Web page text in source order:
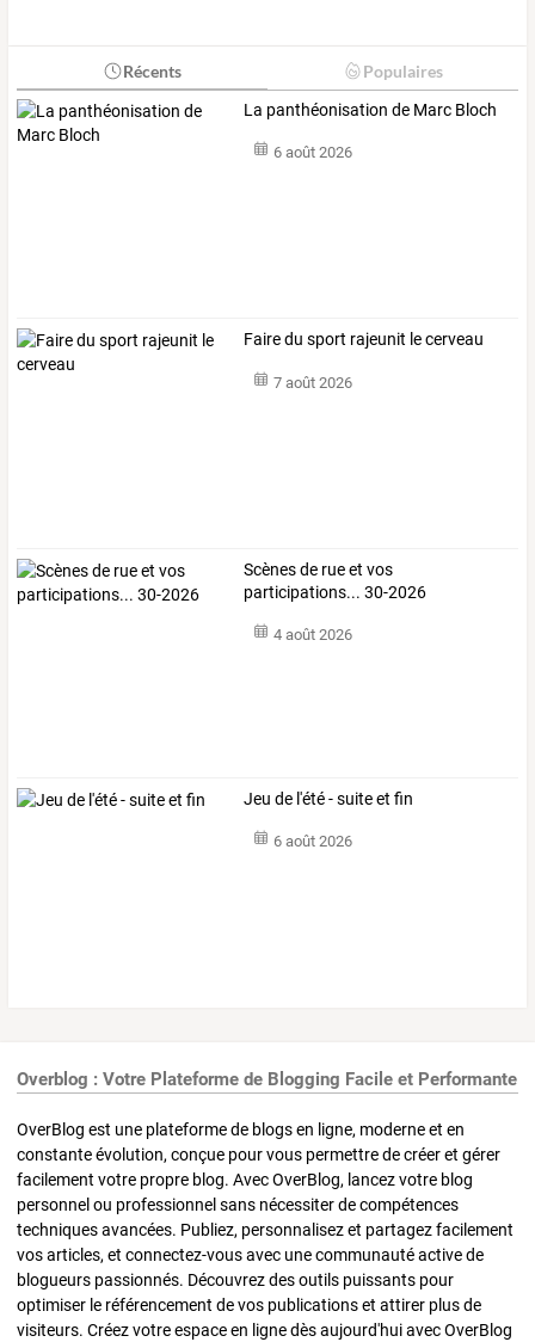
Récents Populaires
La panthéonisation de Marc Bloch
6 août 2026
Faire du sport rajeunit le cerveau
7 août 2026
Scènes de rue et vos
participations... 30-2026
4 août 2026
Jeu de l'été - suite et fin
6 août 2026
Overblog : Votre Plateforme de Blogging Facile et Performante
OverBlog est une plateforme de blogs en ligne, moderne et en
constante évolution, conçue pour vous permettre de créer et gérer
facilement votre propre blog. Avec OverBlog, lancez votre blog
personnel ou professionnel sans nécessiter de compétences
techniques avancées. Publiez, personnalisez et partagez facilement
vos articles, et connectez-vous avec une communauté active de
blogueurs passionnés. Découvrez des outils puissants pour
optimiser le référencement de vos publications et attirer plus de
visiteurs. Créez votre espace en ligne dès aujourd'hui avec OverBlog